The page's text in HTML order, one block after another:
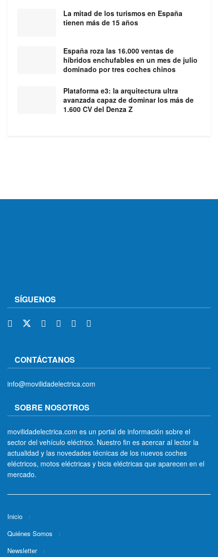
La mitad de los turismos en España
tienen más de 15 años
España roza las 16.000 ventas de
híbridos enchufables en un mes de julio
dominado por tres coches chinos
Plataforma e3: la arquitectura ultra
avanzada capaz de dominar los más de
1.600 CV del Denza Z
SÍGUENOS
CONTÁCTANOS
info@movilidadelectrica.com
SOBRE NOSOTROS
movilidadelectrica.com es un portal de información sobre el
sector del vehículo eléctrico. Nuestro fin es acercar al lector la
actualidad y las novedades técnicas de los nuevos coches
eléctricos, motos eléctricas y bicis eléctricas que aparecen en el
mercado.
Inicio
Quiénes Somos
Newsletter